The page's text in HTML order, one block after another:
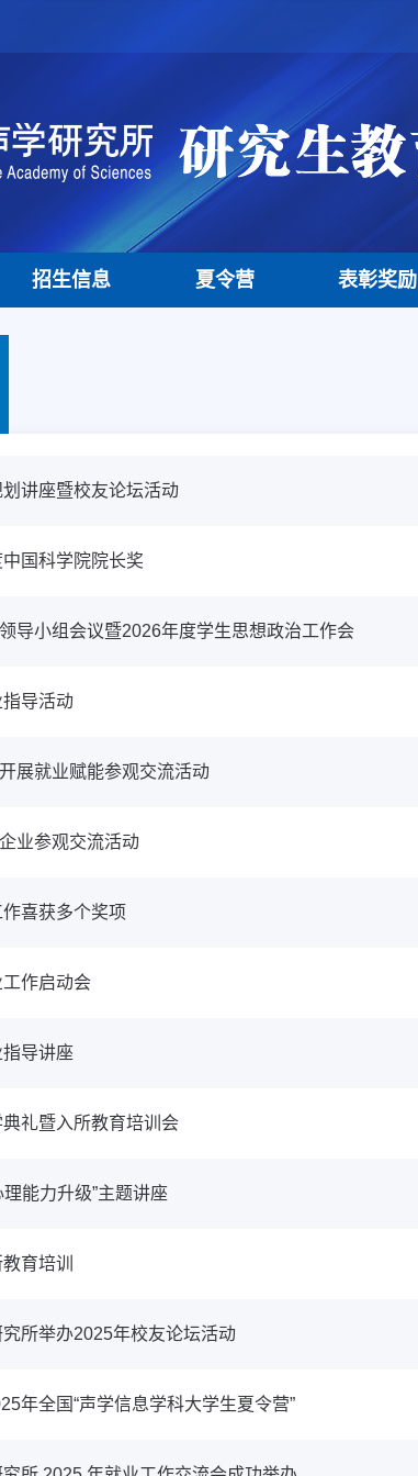
招生信息 夏令营 表彰奖励
讲座暨校友论坛活动
国科学院院长奖
导小组会议暨2026年度学生思想政治工作会
导活动
展就业赋能参观交流活动
业参观交流活动
喜获多个奖项
作启动会
导讲座
礼暨入所教育培训会
能力升级”主题讲座
育培训
所举办2025年校友论坛活动
年全国“声学信息学科大学生夏令营”